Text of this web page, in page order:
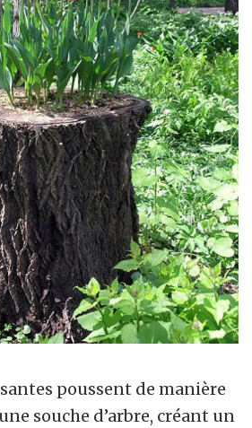
poussent de manière
souche d’arbre, créant un